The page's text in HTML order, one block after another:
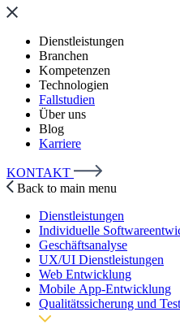
Dienstleistungen
Branchen
Kompetenzen
Technologien
Fallstudien
Über uns
Blog
Karriere
KONTAKT
Back to main menu
Dienstleistungen
Individuelle
Geschäftsanalyse
UX/UI Dienstleistungen
Web Entwicklung
Mobile App-Entwicklung
Qualitätssicherung und